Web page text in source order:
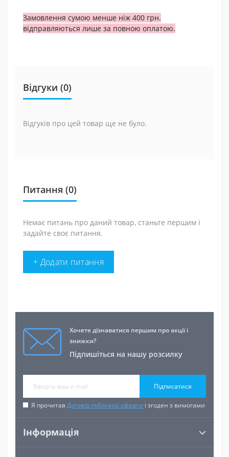
Замовлення сумою менше ніж 400 грн.
відправляються лише за повною оплатою.
Відгуки (0)
Відгуків про цей товар ще не було.
Питання (0)
Немає питань про даний товар, станьте першим і
задайте своє питання.
+ Додати питання
Хочете дізнаватися першим про акції і
знижки?
Підпишіться на нашу розсилку
Підписатися
Я прочитавДоговір публічної оферти і згоден з вимогами
Інформація